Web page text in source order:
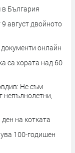
в България
август двойното
онлайн
са хората над 60
Не съм
непълнолетни,
на котката
100-годишен